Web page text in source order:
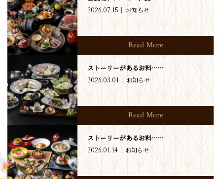
2026.07.15 お知らせ
Read More
ストーリーがあるお料……
2026.03.01 お知らせ
Read More
ストーリーがあるお料……
2026.01.14 お知らせ